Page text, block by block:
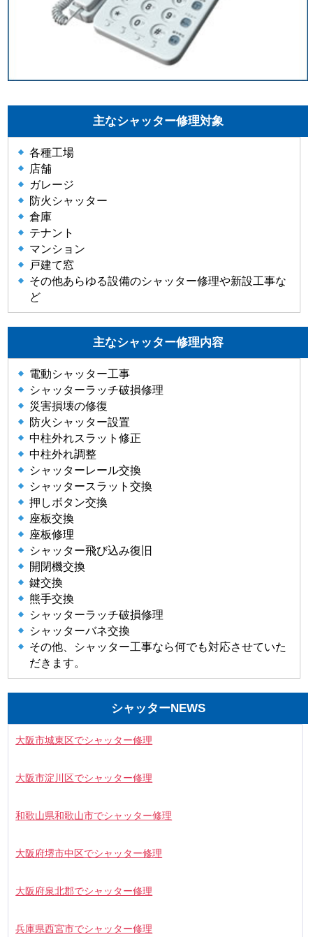
主なシャッター修理対象
各種工場
店舗
ガレージ
防火シャッター
倉庫
テナント
マンション
戸建て窓
その他あらゆる設備のシャッター修理や新設工事な
ど
主なシャッター修理内容
電動シャッター工事
シャッターラッチ破損修理
災害損壊の修復
防火シャッター設置
中柱外れスラット修正
中柱外れ調整
シャッターレール交換
シャッタースラット交換
押しボタン交換
座板交換
座板修理
シャッター飛び込み復旧
開閉機交換
鍵交換
熊手交換
シャッターラッチ破損修理
シャッターバネ交換
その他、シャッター工事なら何でも対応させていた
だきます。
シャッターNEWS
大阪市城東区でシャッター修理
大阪市淀川区でシャッター修理
和歌山県和歌山市でシャッター修理
大阪府堺市中区でシャッター修理
大阪府泉北郡でシャッター修理
兵庫県西宮市でシャッター修理